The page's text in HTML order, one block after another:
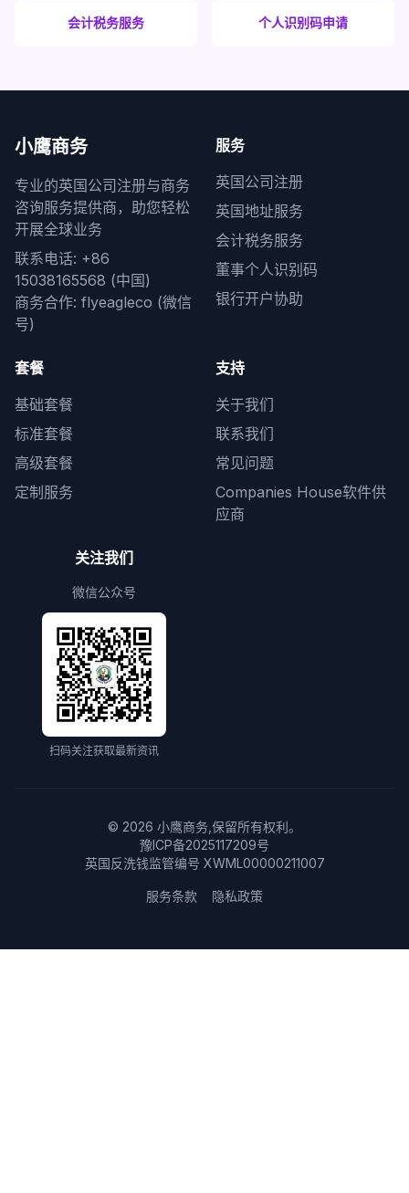
会计税务服务 个人识别码申请
小鹰商务
专业的英国公司注册与商务
咨询服务提供商，助您轻松
开展全球业务
联系电话: +86
15038165568 (中国)
商务合作: flyeagleco (微信
号)
服务
英国公司注册
英国地址服务
会计税务服务
董事个人识别码
银行开户协助
套餐
基础套餐
标准套餐
高级套餐
定制服务
支持
关于我们
联系我们
常见问题
Companies House软件供
应商
关注我们
微信公众号
扫码关注获取最新资讯
© 2026 小鹰商务,保留所有权利。
豫ICP备2025117209号
英国反洗钱监管编号 XWML00000211007
服务条款 隐私政策